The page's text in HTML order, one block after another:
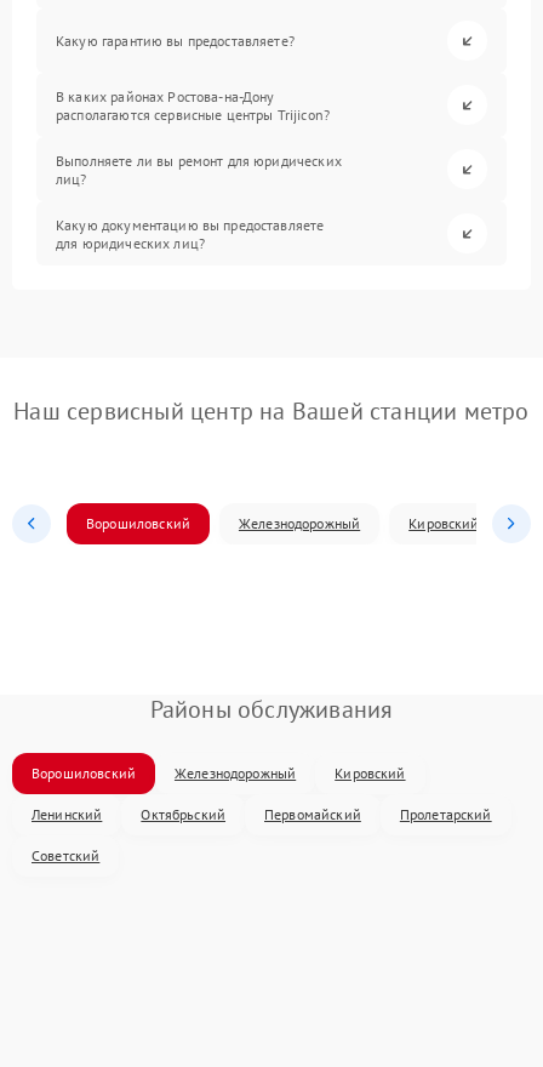
Какую гарантию вы предоставляете?
В каких районах Ростова-на-Дону
располагаются сервисные центры Trijicon?
Выполняете ли вы ремонт для юридических
лиц?
Какую документацию вы предоставляете
для юридических лиц?
Наш сервисный центр на Вашей станции метро
Ворошиловский Железнодорожный Кировский
Районы обслуживания
Ворошиловский Железнодорожный Кировский
Ленинский Октябрьский Первомайский Пролетарский
Советский